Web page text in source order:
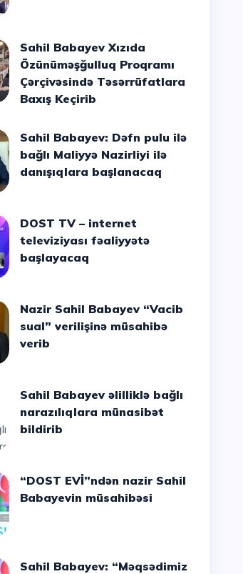
Sahil Babayev Xızıda
Özünüməşğulluq Proqramı
Çərçivəsində Təsərrüfatlara
Baxış Keçirib
Sahil Babayev: Dəfn pulu ilə
bağlı Maliyyə Nazirliyi ilə
danışıqlara başlanacaq
DOST TV – internet
televiziyası fəaliyyətə
başlayacaq
Nazir Sahil Babayev “Vacib
sual” verilişinə müsahibə
verib
Sahil Babayev əlilliklə bağlı
narazılıqlara münasibət
bildirib
“DOST EVİ”ndən nazir Sahil
Babayevin müsahibəsi
Sahil Babayev: “Məqsədimiz